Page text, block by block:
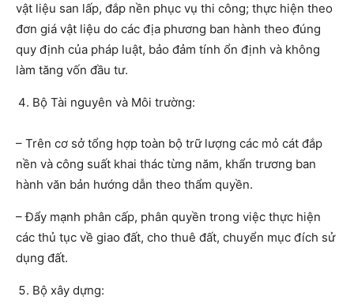
vật liệu san lấp, đắp nền phục vụ thi công; thực hiện theo
đơn giá vật liệu do các địa phương ban hành theo đúng
quy định của pháp luật, bảo đảm tính ổn định và không
làm tăng vốn đầu tư.
Bộ Tài nguyên và Môi trường:
– Trên cơ sở tổng hợp toàn bộ trữ lượng các mỏ cát đắp
nền và công suất khai thác từng năm, khẩn trương ban
hành văn bản hướng dẫn theo thẩm quyền.
– Đẩy mạnh phân cấp, phân quyền trong việc thực hiện
các thủ tục về giao đất, cho thuê đất, chuyển mục đích sử
dụng đất.
Bộ xây dựng: